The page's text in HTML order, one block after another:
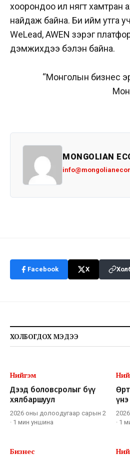
хоорондоо илүү нягт хамтран
найдаж байна. Би ийм утга
WeLead, AWEN зэрэг
дэмжихдээ бэлэн байна.
“Монголын бизнес
MONGOLIAN
Facebook X
ХОЛБОГДОХ МЭДЭЭ
Нийгэм
Дээд боловсролыг бүү
хялбаршуул
2026 оны долоодугаар сарын 2
· 1 мин уншина
· 1
Бизнес